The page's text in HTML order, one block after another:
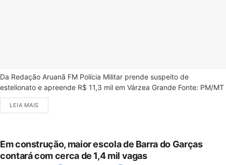
Da Redação Aruanã FM Polícia Militar prende suspeito de
estelionato e apreende R$ 11,3 mil em Várzea Grande Fonte: PM/MT
LEIA MAIS
Em construção, maior escola de Barra do Garças
contará com cerca de 1,4 mil vagas